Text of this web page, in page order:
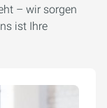
– wir sorgen
ist Ihre